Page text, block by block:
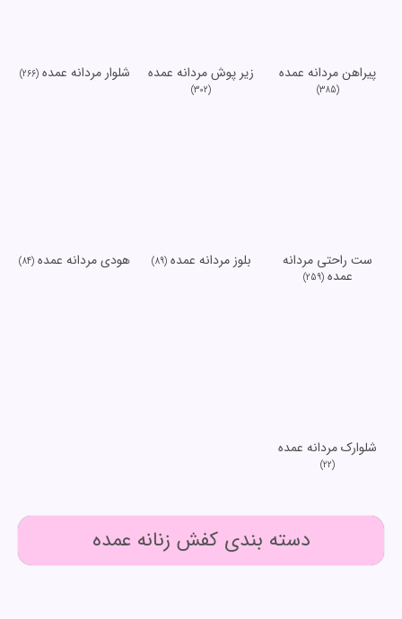
پیراهن مردانه عمده
(385)
زیر پوش مردانه عمده
(302)
شلوار مردانه عمده(266)
ست راحتی مردانه
عمده(259)
بلوز مردانه عمده(89) هودی مردانه عمده (84)
شلوارک مردانه عمده
(22)
دسته بندی کفش زنانه عمده